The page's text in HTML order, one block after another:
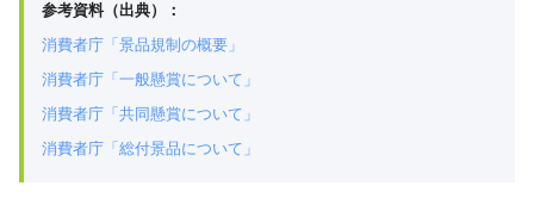
参考資料（出典）：
消費者庁「景品規制の概要」
消費者庁「一般懸賞について」
消費者庁「共同懸賞について」
消費者庁「総付景品について」